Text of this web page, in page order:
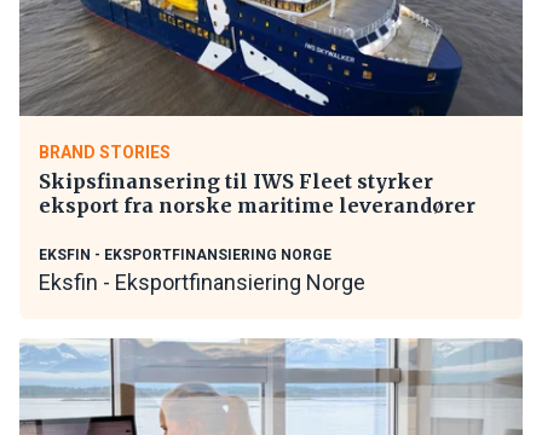
BRAND STORIES
Skipsfinansering til IWS Fleet styrker
eksport fra norske maritime leverandører
EKSFIN - EKSPORTFINANSIERING NORGE
Eksfin - Eksportfinansiering Norge